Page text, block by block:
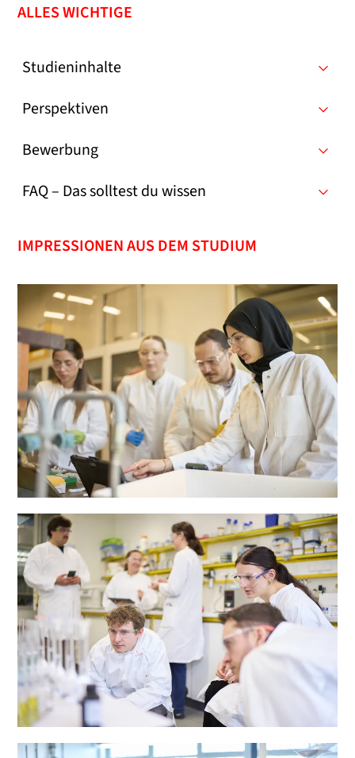
ALLES WICHTIGE
Studieninhalte
Perspektiven
Bewerbung
FAQ – Das solltest du wissen
IMPRESSIONEN AUS DEM STUDIUM